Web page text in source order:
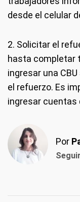
desde el celular
2. Solicitar el
hasta completar
ingresar una
el refuerzo. Es
ingresar cuentas
Por
Seguir